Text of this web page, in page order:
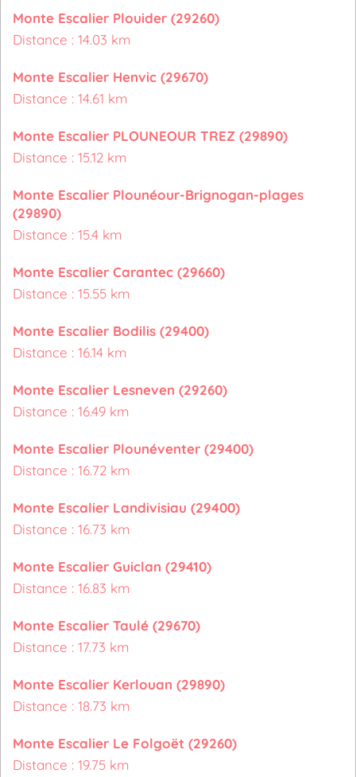
Monte Escalier Plouider (29260)
Distance : 14.03 km
Monte Escalier Henvic (29670)
Distance : 14.61 km
Monte Escalier PLOUNEOUR TREZ (29890)
Distance : 15.12 km
Monte Escalier Plounéour-Brignogan-plages
(29890)
Distance : 15.4 km
Monte Escalier Carantec (29660)
Distance : 15.55 km
Monte Escalier Bodilis (29400)
Distance : 16.14 km
Monte Escalier Lesneven (29260)
Distance : 16.49 km
Monte Escalier Plounéventer (29400)
Distance : 16.72 km
Monte Escalier Landivisiau (29400)
Distance : 16.73 km
Monte Escalier Guiclan (29410)
Distance : 16.83 km
Monte Escalier Taulé (29670)
Distance : 17.73 km
Monte Escalier Kerlouan (29890)
Distance : 18.73 km
Monte Escalier Le Folgoët (29260)
Distance : 19.75 km